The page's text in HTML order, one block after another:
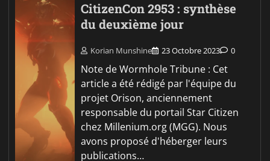
CitizenCon 2953 : synthèse
du deuxième jour
Korian Munshine 23 Octobre 2023 0
Note de Wormhole Tribune : Cet
article a été rédigé par l'équipe du
projet Orison, anciennement
responsable du portail Star Citizen
chez Millenium.org (MGG). Nous
avons proposé d'héberger leurs
publications…